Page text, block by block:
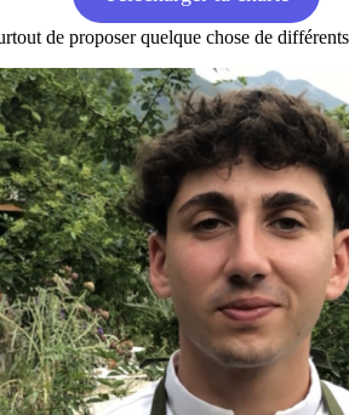
de proposer quelque chose de